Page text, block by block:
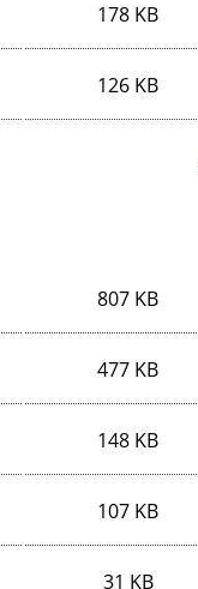
178 KB
126 KB
807 KB
477 KB
148 KB
107 KB
31 KB